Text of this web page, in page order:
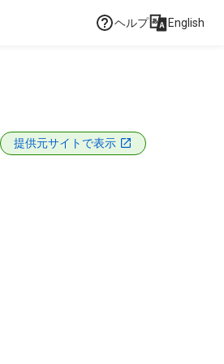
ヘルプ English
提供元サイトで表示